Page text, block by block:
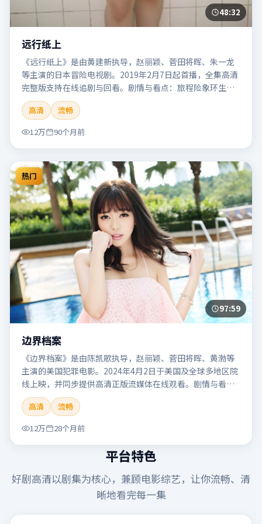
48:32
远行纸上
《远行纸上》是由黄建新执导，赵丽颖、菅田将晖、朱一龙
等主演的日本冒险电视剧。2019年2月7日起首播，全集高清
完整版支持在线追剧与回看。剧情与看点：旅程险象环生，
奇观与友情并行，带来沉浸式探险体验。本片适合检索「远
行纸上」「黄建新」「冒险」「日本」「2019」「2019-02-
07上映」等关键词的影迷阅读简介与主创信息。
高清
流畅
12万
90个月前
热门
97:59
边界档案
《边界档案》是由陈凯歌执导，赵丽颖、菅田将晖、黄渤等
主演的美国犯罪电影。2024年4月2日于美国及全球多地区院
线上映，并同步提供高清正版流媒体在线观看。剧情与看
点：聚焦案件与人性灰色地带，张力十足，兼具社会观察与
戏剧冲突。本片适合检索「边界档案」「陈凯歌」「犯罪」
「美国」「2024」「2024-04-02上映」等关键词的影迷阅读
简介与主创信息。
高清
流畅
12万
28个月前
平台特色
好剧高清以剧集为核心，兼顾电影综艺，让你流畅、清
晰地看完每一集